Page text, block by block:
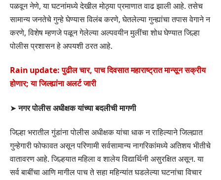
पळवून नेणे, या घटनांमध्ये देखील मोठ्या प्रमाणात वाढ झाली आहे. तसेच
सामान्य जनतेचे गुन्हे घेण्यास विलंब करणे, घेतलेल्या गुन्ह्यांचा तपास वेगाने न
करणे, विशेष म्हणजे पळून गेलेल्या अल्पवयीन मुलींचा शोध घेण्यात जिल्हा
पोलीस प्रशासन हे अपयशी ठरत आहे.
Rain update: पुढील चार, पाच दिवसात महाराष्ट्रात मान्सून सक्रीय
होणार; या जिल्ह्यांना अलर्ट जारी
➤नगर पोलीस अधीक्षक यांच्या बदलीची मागणी
जिल्हा भरातील गुंडांना पोलीस अधीक्षक यांचा धाक न राहिल्याने जिल्ह्यात
गुन्हेगारी फोफावत असून परिणामी सर्वसामान्य नागरिकांमध्ये अतिशय भीतीचे
वातावरण आहे. जिल्हयात महिला व शालेय विद्यार्थिनी असुरक्षित असून. या
सर्व बाबींचा आणि मागील पाच ते सहा महिन्यांत घडलेल्या घटनांचा विचार